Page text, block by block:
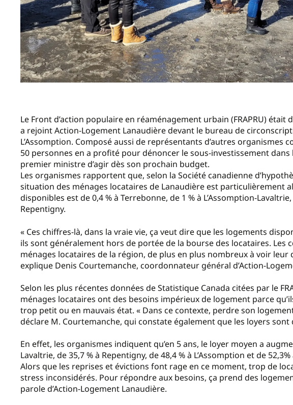
Le Front d’action populaire en réaménagement urbain (FRAPRU)
a rejoint Action-Logement Lanaudière devant le bureau de
L’Assomption. Composé aussi de représentants d’autres organismes
50 personnes en a profité pour dénoncer le sous-investissement
premier ministre d’agir dès son prochain budget.
Les organismes rapportent que, selon la Société canadienne
situation des ménages locataires de Lanaudière est particulièrement
disponibles est de 0,4 % à Terrebonne, de 1 % à L’Assomption-
Repentigny.
« Ces chiffres-là, dans la vraie vie, ça veut dire que les logements
ils sont généralement hors de portée de la bourse des locataires. Les
ménages locataires de la région, de plus en plus nombreux à voir
explique Denis Courtemanche, coordonnateur général d’Action-
Selon les plus récentes données de Statistique Canada citées par le
ménages locataires ont des besoins impérieux de logement parce
trop petit ou en mauvais état. « Dans ce contexte, perdre son
déclare M. Courtemanche, qui constate également que les loyers sont
En effet, les organismes indiquent qu’en 5 ans, le loyer moyen a
Lavaltrie, de 35,7 % à Repentigny, de 48,4 % à L’Assomption et de
Alors que les reprises et évictions font rage en ce moment, trop de
stress inconsidérés. Pour répondre aux besoins, ça prend des
parole d’Action-Logement Lanaudière.